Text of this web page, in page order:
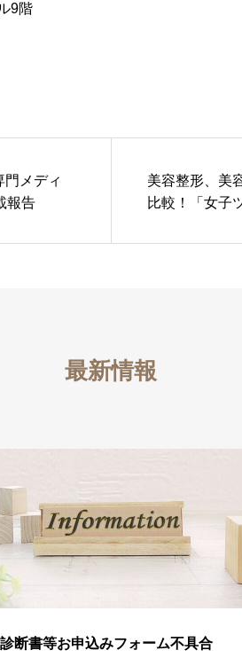
9階
メディ
報告
美容整形、美
比較！「女子
最新情報
診断書等お申込みフォーム不具合